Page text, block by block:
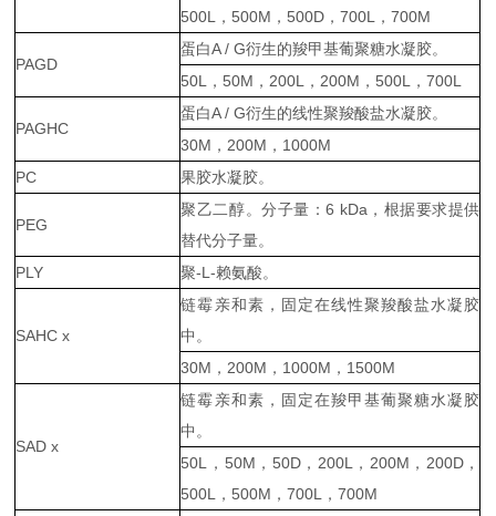
500L，500M，500D，700L，700M
PAGD
蛋白A / G衍生的羧甲基葡聚糖水凝胶。
50L，50M，200L，200M，500L，700L
PAGHC
蛋白A / G衍生的线性聚羧酸盐水凝胶。
30M，200M，1000M
PC
果胶水凝胶。
PEG
聚乙二醇。分子量：6 kDa，根据要求提供
替代分子量。
PLY
聚-L-赖氨酸。
SAHC x
链霉亲和素，固定在线性聚羧酸盐水凝胶
中。
30M，200M，1000M，1500M
SAD x
链霉亲和素，固定在羧甲基葡聚糖水凝胶
中。
50L，50M，50D，200L，200M，200D，
500L，500M，700L，700M